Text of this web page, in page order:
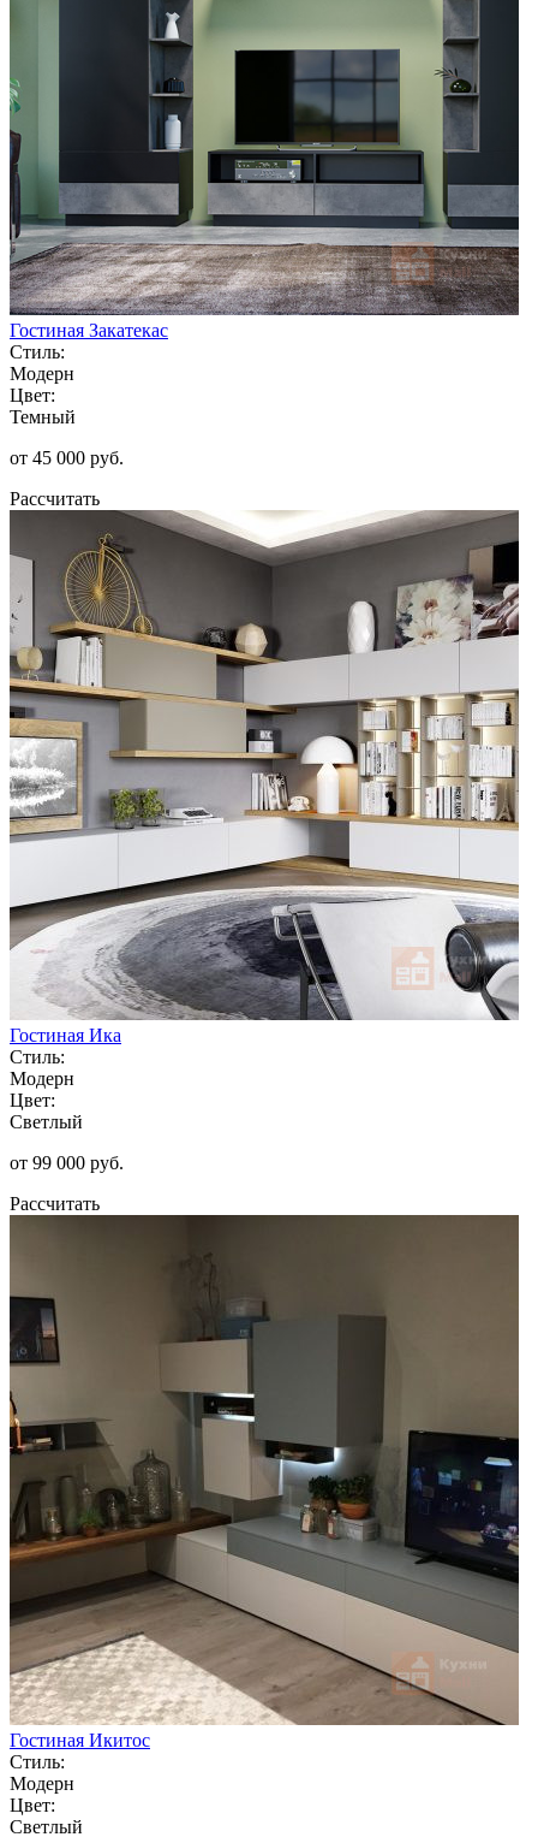
Гостиная Закатекас
Стиль:
Модерн
Цвет:
Темный
от 45 000 руб.
Рассчитать
Гостиная Ика
Стиль:
Модерн
Цвет:
Светлый
от 99 000 руб.
Рассчитать
Гостиная Икитос
Стиль:
Модерн
Цвет:
Светлый